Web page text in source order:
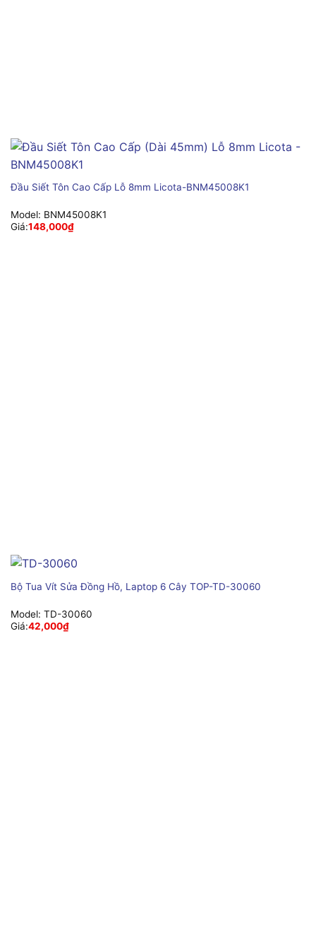
Đầu Siết Tôn Cao Cấp Lỗ 8mm Licota-BNM45008K1
Model: BNM45008K1
Giá:148,000₫
Bộ Tua Vít Sửa Đồng Hồ, Laptop 6 Cây TOP-TD-30060
Model: TD-30060
Giá:42,000₫